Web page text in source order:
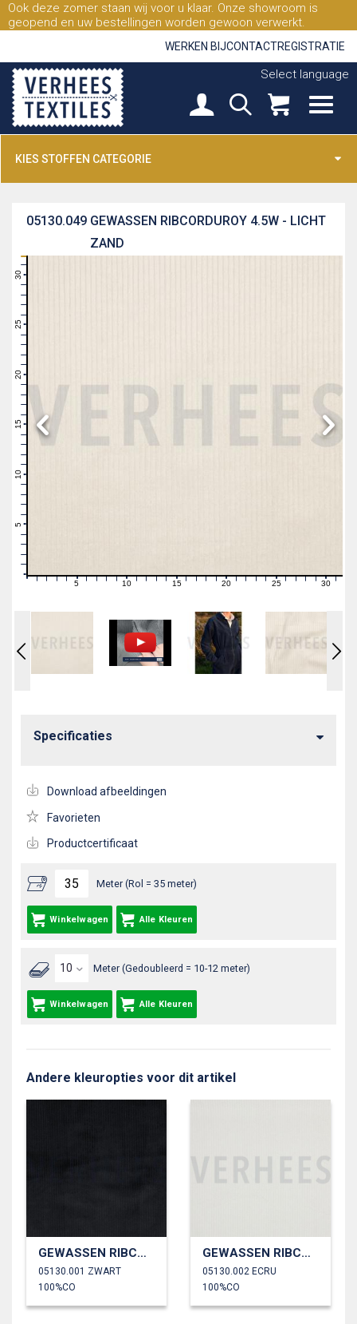
Ook deze zomer staan wij voor u klaar. Onze showroom is
geopend en uw bestellingen worden gewoon verwerkt.
WERKEN BIJCONTACTREGISTRATIE
Select language
KIES STOFFEN CATEGORIE
GEWASSEN RIBCORDUROY 4.5W - LICHT
ZAND
05130.049
11
16
21
26
1 2 3 4 6 7 89 11121314 16171819 21222324 26272829 31
Meter (Rol = 35 meter)
Winkelwagen Alle Kleuren
Meter (Gedoubleerd = 10-12 meter)
Winkelwagen Alle Kleuren
Specificaties
Download afbeeldingen
Favorieten
Productcertificaat
Andere kleuropties voor dit artikel
GEWASSEN RIBCORDUROY 4.5W
05130.001 ZWART
100%CO
GEWASSEN RIBCORDUROY 4.5W
05130.002 ECRU
100%CO